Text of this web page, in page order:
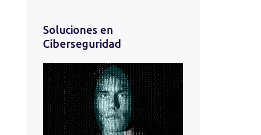
Soluciones en
Ciberseguridad